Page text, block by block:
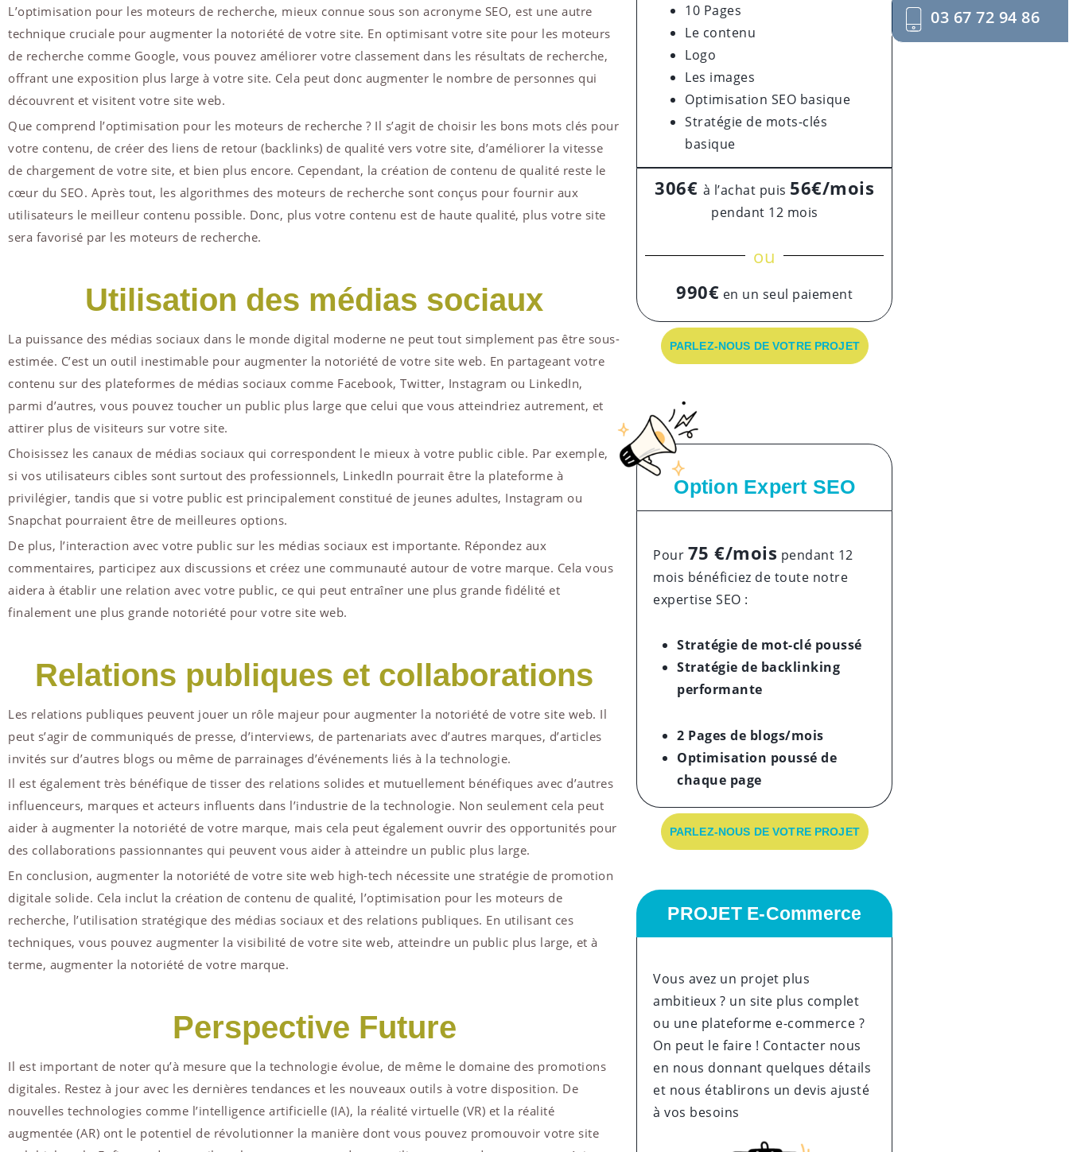
L’optimisation pour les moteurs de recherche, mieux connue sous son acronyme SEO, est une autre
technique cruciale pour augmenter la notoriété de votre site. En optimisant votre site pour les moteurs
de recherche comme Google, vous pouvez améliorer votre classement dans les résultats de recherche,
offrant une exposition plus large à votre site. Cela peut donc augmenter le nombre de personnes qui
découvrent et visitent votre site web.
Que comprend l’optimisation pour les moteurs de recherche ? Il s’agit de choisir les bons mots clés pour
votre contenu, de créer des liens de retour (backlinks) de qualité vers votre site, d’améliorer la vitesse
de chargement de votre site, et bien plus encore. Cependant, la création de contenu de qualité reste le
cœur du SEO. Après tout, les algorithmes des moteurs de recherche sont conçus pour fournir aux
utilisateurs le meilleur contenu possible. Donc, plus votre contenu est de haute qualité, plus votre site
sera favorisé par les moteurs de recherche.
Utilisation des médias sociaux
La puissance des médias sociaux dans le monde digital moderne ne peut tout simplement pas être sous-
estimée. C’est un outil inestimable pour augmenter la notoriété de votre site web. En partageant votre
contenu sur des plateformes de médias sociaux comme Facebook, Twitter, Instagram ou LinkedIn,
parmi d’autres, vous pouvez toucher un public plus large que celui que vous atteindriez autrement, et
attirer plus de visiteurs sur votre site.
Choisissez les canaux de médias sociaux qui correspondent le mieux à votre public cible. Par exemple,
si vos utilisateurs cibles sont surtout des professionnels, LinkedIn pourrait être la plateforme à
privilégier, tandis que si votre public est principalement constitué de jeunes adultes, Instagram ou
Snapchat pourraient être de meilleures options.
De plus, l’interaction avec votre public sur les médias sociaux est importante. Répondez aux
commentaires, participez aux discussions et créez une communauté autour de votre marque. Cela vous
aidera à établir une relation avec votre public, ce qui peut entraîner une plus grande fidélité et
finalement une plus grande notoriété pour votre site web.
Relations publiques et collaborations
Les relations publiques peuvent jouer un rôle majeur pour augmenter la notoriété de votre site web. Il
peut s’agir de communiqués de presse, d’interviews, de partenariats avec d’autres marques, d’articles
invités sur d’autres blogs ou même de parrainages d’événements liés à la technologie.
Il est également très bénéfique de tisser des relations solides et mutuellement bénéfiques avec d’autres
influenceurs, marques et acteurs influents dans l’industrie de la technologie. Non seulement cela peut
aider à augmenter la notoriété de votre marque, mais cela peut également ouvrir des opportunités pour
des collaborations passionnantes qui peuvent vous aider à atteindre un public plus large.
En conclusion, augmenter la notoriété de votre site web high-tech nécessite une stratégie de promotion
digitale solide. Cela inclut la création de contenu de qualité, l’optimisation pour les moteurs de
recherche, l’utilisation stratégique des médias sociaux et des relations publiques. En utilisant ces
techniques, vous pouvez augmenter la visibilité de votre site web, atteindre un public plus large, et à
terme, augmenter la notoriété de votre marque.
Perspective Future
Il est important de noter qu’à mesure que la technologie évolue, de même le domaine des promotions
digitales. Restez à jour avec les dernières tendances et les nouveaux outils à votre disposition. De
nouvelles technologies comme l’intelligence artificielle (IA), la réalité virtuelle (VR) et la réalité
augmentée (AR) ont le potentiel de révolutionner la manière dont vous pouvez promouvoir votre site
10 Pages
Le contenu
Logo
Les images
Optimisation SEO basique
Stratégie de mots-clés
basique
306€ à l’achat puis 56€/mois
pendant 12 mois
ou
990€ en un seul paiement
PARLEZ-NOUS DE VOTRE PROJET
Option Expert SEO
Pour 75 €/mois pendant 12
mois bénéficiez de toute notre
expertise SEO :
Stratégie de mot-clé poussé
Stratégie de backlinking
performante
2 Pages de blogs/mois
Optimisation poussé de
chaque page
PARLEZ-NOUS DE VOTRE PROJET
PROJET E-Commerce
Vous avez un projet plus
ambitieux ? un site plus complet
ou une plateforme e-commerce ?
On peut le faire ! Contacter nous
en nous donnant quelques détails
et nous établirons un devis ajusté
à vos besoins
03 67 72 94 86